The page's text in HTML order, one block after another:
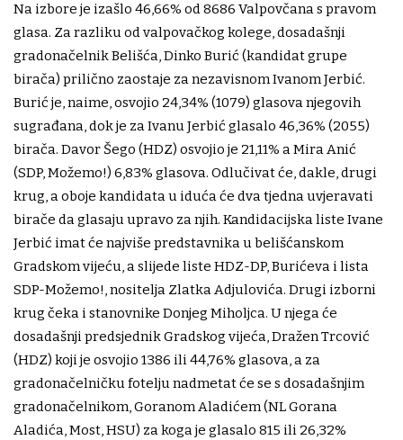
Na izbore je izašlo 46,66% od 8686 Valpovčana s pravom
glasa. Za razliku od valpovačkog kolege, dosadašnji
gradonačelnik Belišća, Dinko Burić (kandidat grupe
birača) prilično zaostaje za nezavisnom Ivanom Jerbić.
Burić je, naime, osvojio 24,34% (1079) glasova njegovih
sugrađana, dok je za Ivanu Jerbić glasalo 46,36% (2055)
birača. Davor Šego (HDZ) osvojio je 21,11% a Mira Anić
(SDP, Možemo!) 6,83% glasova. Odlučivat će, dakle, drugi
krug, a oboje kandidata u iduća će dva tjedna uvjeravati
birače da glasaju upravo za njih. Kandidacijska liste Ivane
Jerbić imat će najviše predstavnika u belišćanskom
Gradskom vijeću, a slijede liste HDZ-DP, Burićeva i lista
SDP-Možemo!, nositelja Zlatka Adjulovića. Drugi izborni
krug čeka i stanovnike Donjeg Miholjca. U njega će
dosadašnji predsjednik Gradskog vijeća, Dražen Trcović
(HDZ) koji je osvojio 1386 ili 44,76% glasova, a za
gradonačelničku fotelju nadmetat će se s dosadašnjim
gradonačelnikom, Goranom Aladićem (NL Gorana
Aladića, Most, HSU) za koga je glasalo 815 ili 26,32%